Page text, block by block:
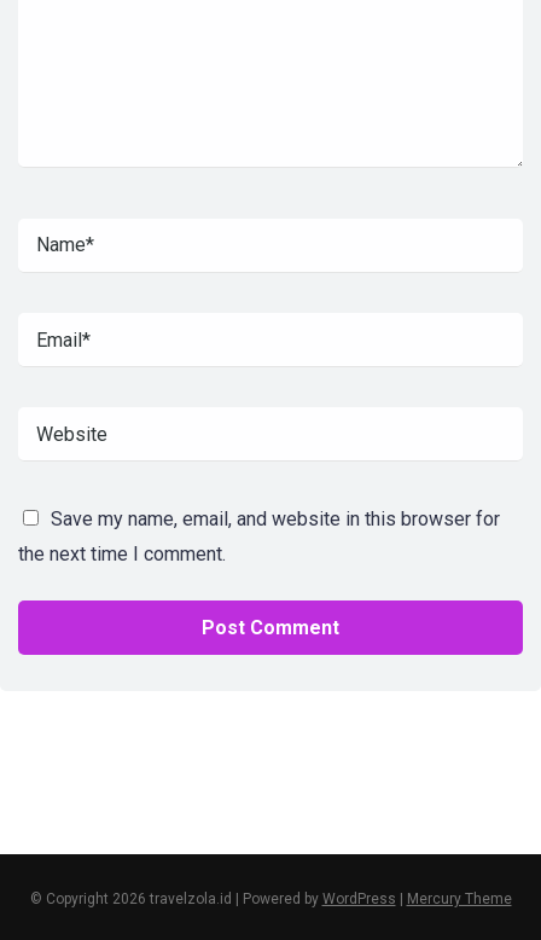
Save my name, email, and website in this browser for
the next time I comment.
© Copyright 2026 travelzola.id | Powered by WordPress | Mercury Theme